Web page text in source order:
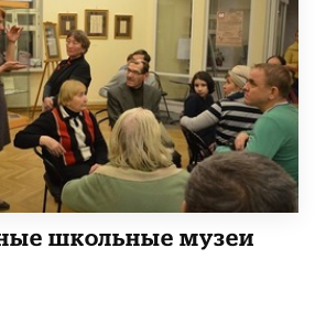
школьные музеи